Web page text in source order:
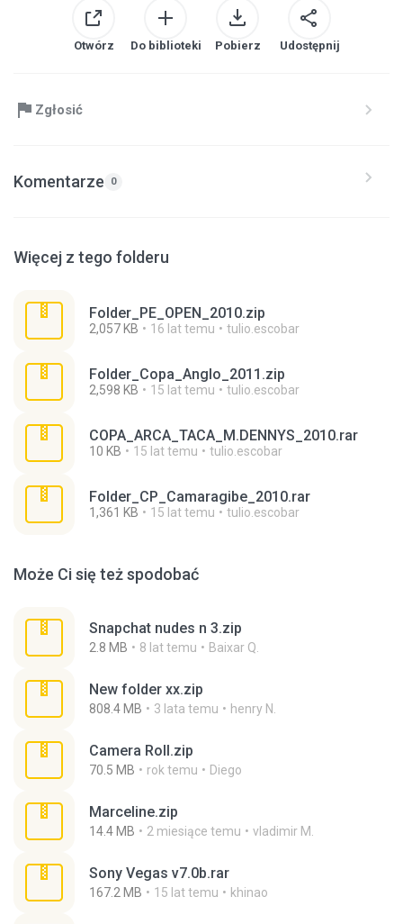
Otwórz Do biblioteki Pobierz Udostępnij
Zgłosić
Komentarze 0
Więcej z tego folderu
Folder_PE_OPEN_2010.zip
2,057 KB 16 lat temu tulio.escobar
Folder_Copa_Anglo_2011.zip
2,598 KB 15 lat temu tulio.escobar
COPA_ARCA_TACA_M.DENNYS_2010.rar
10 KB 15 lat temu tulio.escobar
Folder_CP_Camaragibe_2010.rar
1,361 KB 15 lat temu tulio.escobar
Może Ci się też spodobać
Snapchat nudes n 3.zip
2.8 MB 8 lat temu Baixar Q.
New folder xx.zip
808.4 MB 3 lata temu henry N.
Camera Roll.zip
70.5 MB rok temu Diego
Marceline.zip
14.4 MB 2 miesiące temu vladimir M.
Sony Vegas v7.0b.rar
167.2 MB 15 lat temu khinao